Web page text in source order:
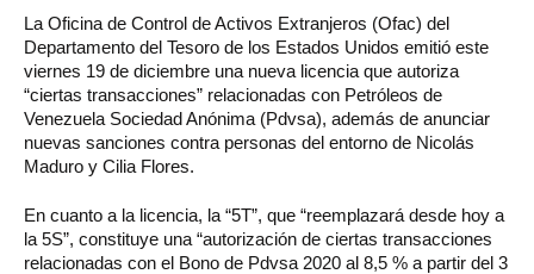
La Oficina de Control de Activos Extranjeros (Ofac) del
Departamento del Tesoro de los Estados Unidos emitió este
viernes 19 de diciembre una nueva licencia que autoriza
“ciertas transacciones” relacionadas con Petróleos de
Venezuela Sociedad Anónima (Pdvsa), además de anunciar
nuevas sanciones contra personas del entorno de Nicolás
Maduro y Cilia Flores.
En cuanto a la licencia, la “5T”, que “reemplazará desde hoy a
la 5S”, constituye una “autorización de ciertas transacciones
relacionadas con el Bono de Pdvsa 2020 al 8,5 % a partir del 3